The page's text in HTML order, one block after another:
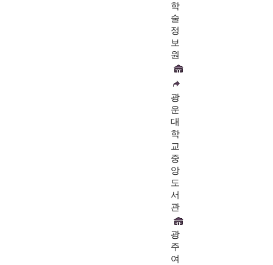
학
술
정
보
원
광
운
대
학
교
중
앙
도
서
관
광
주
여